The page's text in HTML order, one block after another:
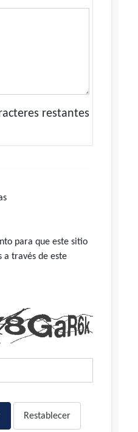
restantes
para que este sitio
a través de este
Restablecer